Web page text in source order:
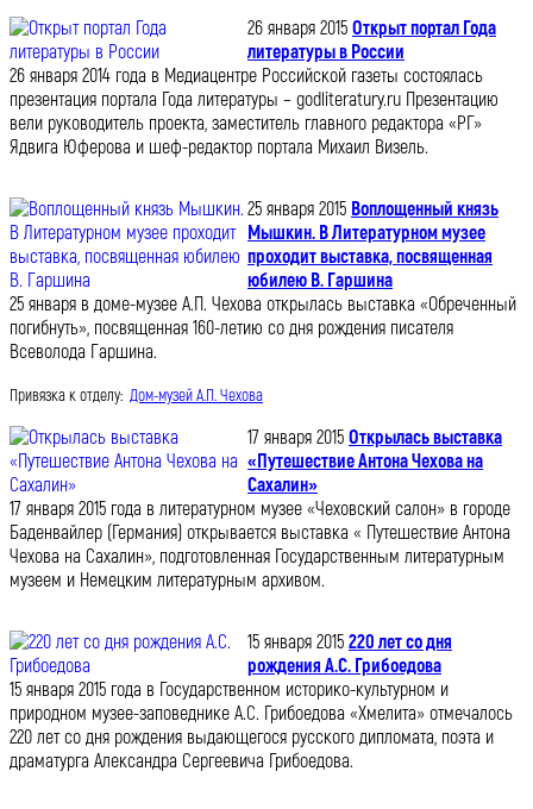
26 января 2015 Открыт портал Года
литературы в России
26 января 2014 года в Медиацентре Российской газеты состоялась
презентация портала Года литературы – godliteratury.ru Презентацию
вели руководитель проекта, заместитель главного редактора «РГ»
Ядвига Юферова и шеф-редактор портала Михаил Визель.
25 января 2015 Воплощенный князь
Мышкин. В Литературном музее
проходит выставка, посвященная
юбилею В. Гаршина
25 января в доме-музее А.П. Чехова открылась выставка «Обреченный
погибнуть», посвященная 160-летию со дня рождения писателя
Всеволода Гаршина.
Привязка к отделу: Дом-музей А.П. Чехова
17 января 2015 Открылась выставка
«Путешествие Антона Чехова на
Сахалин»
17 января 2015 года в литературном музее «Чеховский салон» в городе
Баденвайлер (Германия) открывается выставка « Путешествие Антона
Чехова на Сахалин», подготовленная Государственным литературным
музеем и Немецким литературным архивом.
15 января 2015 220 лет со дня
рождения А.С. Грибоедова
15 января 2015 года в Государственном историко-культурном и
природном музее-заповеднике А.С. Грибоедова «Хмелита» отмечалось
220 лет со дня рождения выдающегося русского дипломата, поэта и
драматурга Александра Сергеевича Грибоедова.